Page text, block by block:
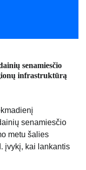
senamiesčio
infrastruktūrą
senamiesčio
metu šalies
įvykį, kai lankantis